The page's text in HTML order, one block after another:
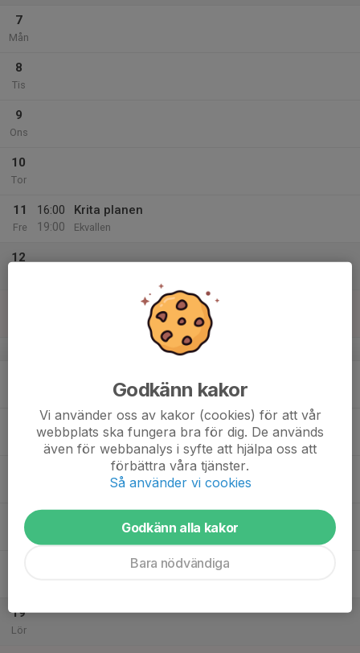
7
Mån
8
Tis
9
Ons
10
Tor
11
Fre
16:00
19:00
Krita planen
Ekvallen
12
v.38
17
Tor
Krita planen
19
Lör
Godkänn kakor
Vi använder oss av kakor (cookies) för att vår
webbplats ska fungera bra för dig. De används
även för webbanalys i syfte att hjälpa oss att
förbättra våra tjänster.
Så använder vi cookies
Godkänn alla kakor
Bara nödvändiga